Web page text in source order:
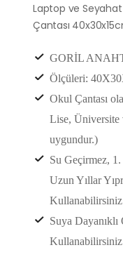
Laptop ve
Çantası
GORİL
Ölçüleri:
Okul Çantası
Lise, Üniversite
uygundur.)
Su Geçirmez,
Uzun Yıllar
Suya